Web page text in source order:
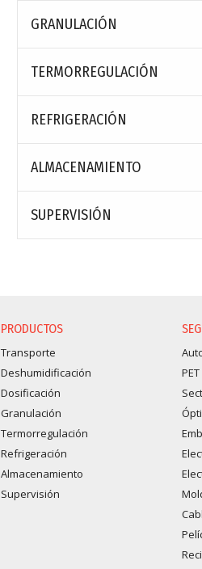
GRANULACIÓN
TERMORREGULACIÓN
REFRIGERACIÓN
ALMACENAMIENTO
SUPERVISIÓN
PRODUCTOS
Transporte
Deshumidificación
Dosificación
Granulación
Termorregulación
Refrigeración
Almacenamiento
Supervisión
PET